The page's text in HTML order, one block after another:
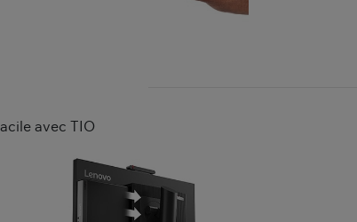
avec TIO